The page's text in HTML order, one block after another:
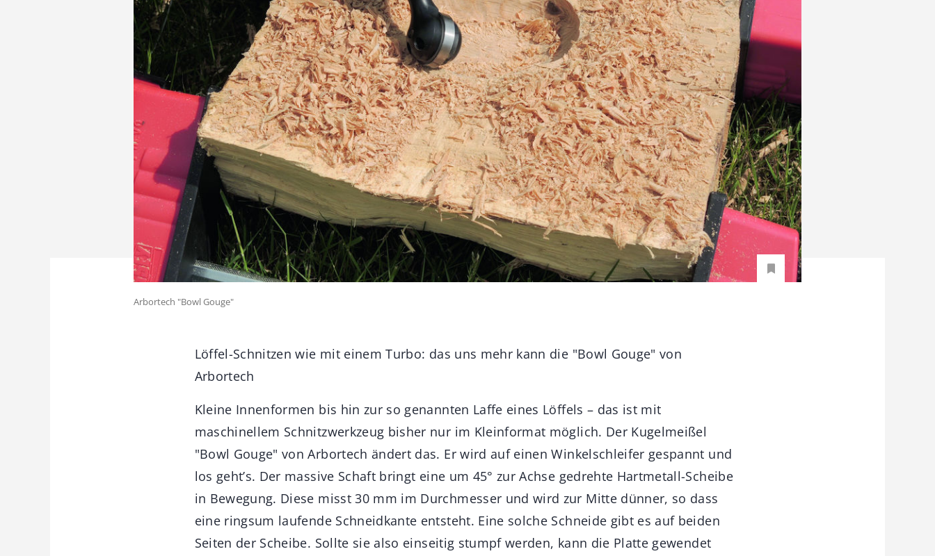
Arbortech "Bowl Gouge"
Löffel-Schnitzen wie mit einem Turbo: das uns mehr kann die "Bowl Gouge" von
Arbortech
Kleine Innenformen bis hin zur so genannten Laffe eines Löffels – das ist mit
maschinellem Schnitzwerkzeug bisher nur im Kleinformat möglich. Der Kugelmeißel
"Bowl Gouge" von Arbortech ändert das. Er wird auf einen Winkelschleifer gespannt und
los geht’s. Der massive Schaft bringt eine um 45° zur Achse gedrehte Hartmetall-Scheibe
in Bewegung. Diese misst 30 mm im Durchmesser und wird zur Mitte dünner, so dass
eine ringsum laufende Schneidkante entsteht. Eine solche Schneide gibt es auf beiden
Seiten der Scheibe. Sollte sie also einseitig stumpf werden, kann die Platte gewendet